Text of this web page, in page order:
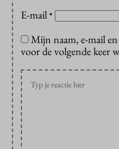
E-mail *
Mijn naam, e-mail
voor de volgende keer